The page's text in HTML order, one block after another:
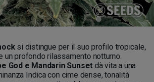
si distingue per il suo profilo tropicale,
un profondo rilassamento notturno.
God e Mandarin Sunset dà vita a una
Indica con cime dense, tonalità